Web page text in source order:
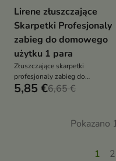
Lirene złuszczające
Skarpetki Profesjonaly
zabieg do domowego
użytku 1 para
Złuszczające skarpetki
profesjonaly zabieg do
domowego
5,85 €6,65 €
Pokazano
1 2